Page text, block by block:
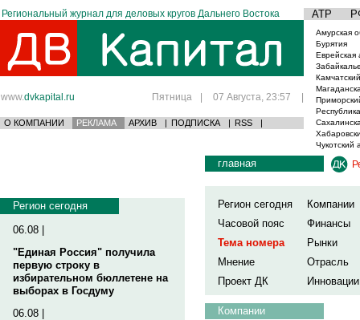
Региональный журнал для деловых кругов Дальнего Востока АТР
www.dvkapital.ru Пятница | 07 Августа, 23:57 |
О КОМПАНИИ РЕКЛАМА АРХИВ | ПОДПИСКА | RSS |
Амурская
Бурятия
Еврейская
Чукотский
Регион сегодня
06.08 |
"Единая Россия" получила
первую строку в
избирательном бюллетене на
выборах в Госдуму
06.08 |
главная
Регион сегодня
Компании
Часовой пояс
Финансы
Тема номера
Рынки
Мнение
Отрасль
Проект ДК
Инновации
Компании